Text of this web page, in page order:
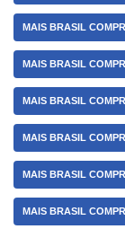
MAIS BRASIL
MAIS BRASIL
MAIS BRASIL
MAIS BRASIL
MAIS BRASIL
MAIS BRASIL